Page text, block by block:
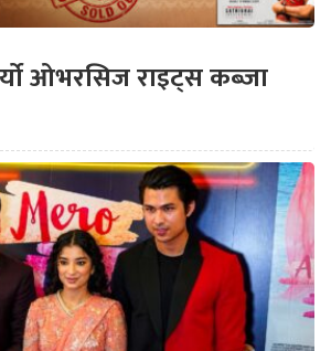
ओभरसिज राइट्स कब्जा